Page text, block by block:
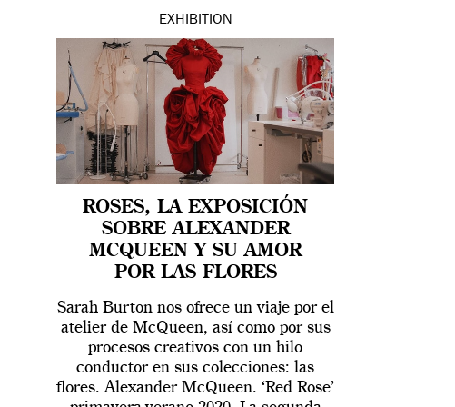
EXHIBITION
ROSES, LA EXPOSICIÓN
SOBRE ALEXANDER
MCQUEEN Y SU AMOR
POR LAS FLORES
Sarah Burton nos ofrece un viaje por el
atelier de McQueen, así como por sus
procesos creativos con un hilo
conductor en sus colecciones: las
flores. Alexander McQueen. ‘Red Rose’